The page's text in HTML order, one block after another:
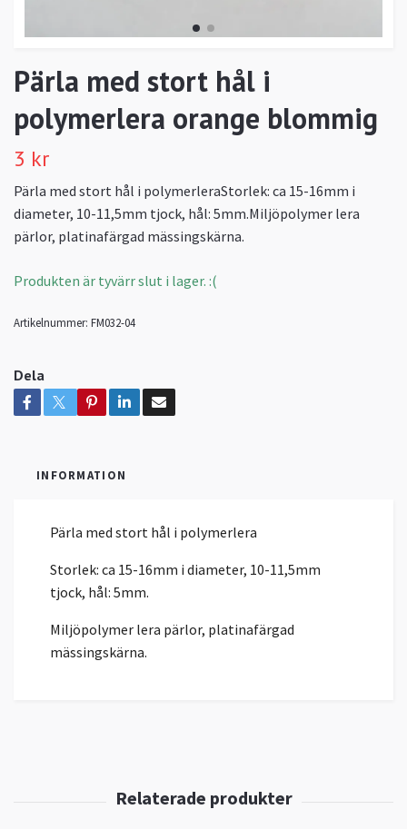
Pärla med stort hål i
polymerlera orange blommig
3 kr
Pärla med stort hål i polymerleraStorlek: ca 15-16mm i
diameter, 10-11,5mm tjock, hål: 5mm.Miljöpolymer lera
pärlor, platinafärgad mässingskärna.
Produkten är tyvärr slut i lager. :(
Artikelnummer: FM032-04
Dela
INFORMATION
Pärla med stort hål i polymerlera
Storlek: ca 15-16mm i diameter, 10-11,5mm
tjock, hål: 5mm.
Miljöpolymer lera pärlor, platinafärgad
mässingskärna.